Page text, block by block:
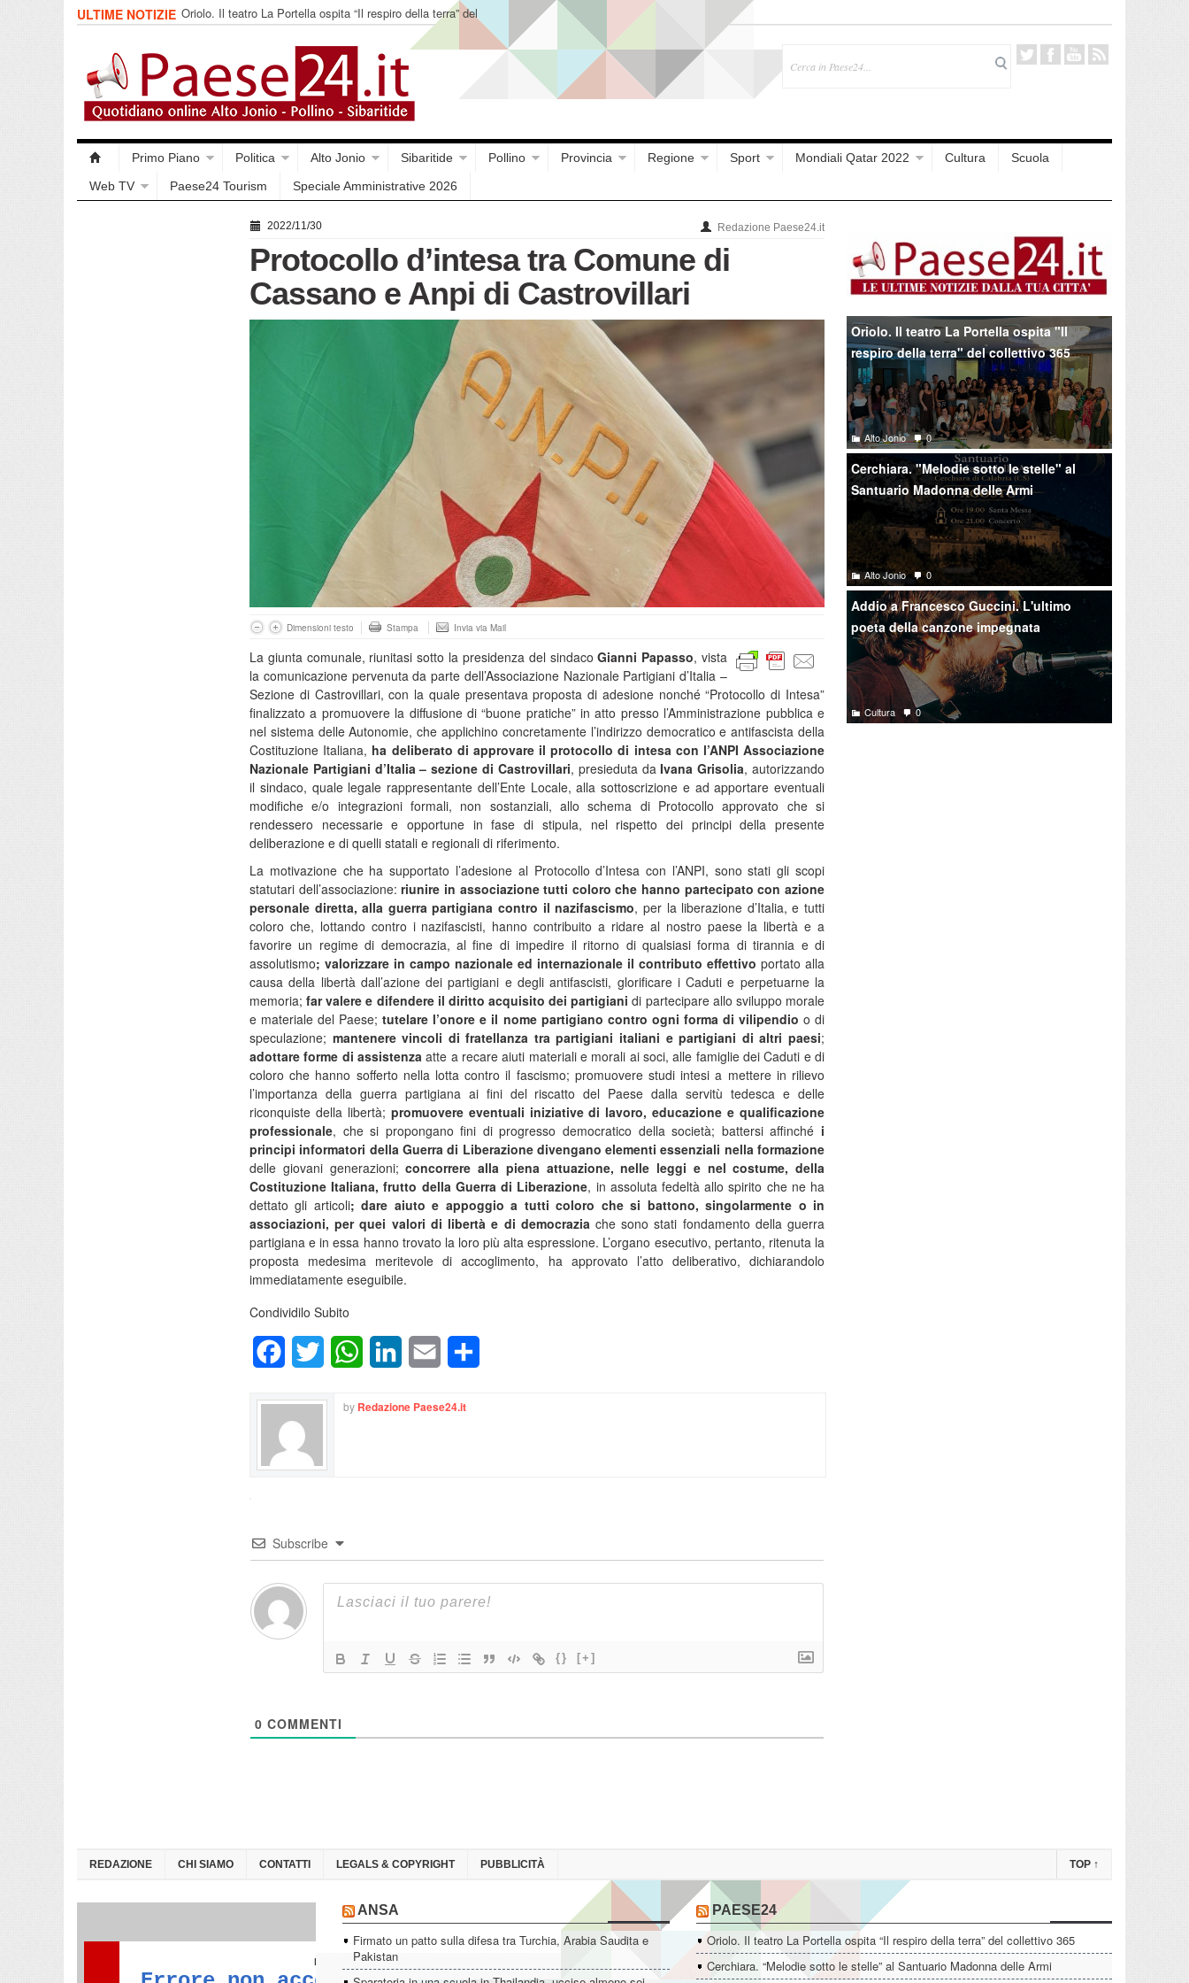
ULTIME NOTIZIE Oriolo. Il teatro La Portella ospita “Il respiro della terra” del
collettivo 365
Primo Piano Politica Alto Jonio Sibaritide Pollino Provincia Regione Sport Mondiali Qatar 2022 Cultura
Scuola
Web TV
Paese24 Tourism Speciale Amministrative 2026
2022/11/30 Redazione Paese24.it
Protocollo d’intesa tra Comune di
Cassano e Anpi di Castrovillari
Dimensioni testo Stampa Invia via Mail
La giunta comunale, riunitasi sotto la presidenza del sindacoGianni Papasso, vista
la comunicazione pervenuta da parte dell’Associazione Nazionale Partigiani d’Italia –
Sezione di Castrovillari, con la quale presentava proposta di adesione nonché “Protocollo di Intesa”
finalizzato a promuovere la diffusione di “buone pratiche” in atto presso l’Amministrazione pubblica e
nel sistema delle Autonomie, che applichino concretamente l’indirizzo democratico e antifascista della
Costituzione Italiana, ha deliberato di approvare il protocollo di intesa con l’ANPI Associazione
Nazionale Partigiani d’Italia – sezione di Castrovillari, presieduta daIvana Grisolia, autorizzando
il sindaco, quale legale rappresentante dell’Ente Locale, alla sottoscrizione e ad apportare eventuali
modifiche e/o integrazioni formali, non sostanziali, allo schema di Protocollo approvato che si
rendessero necessarie e opportune in fase di stipula, nel rispetto dei principi della presente
deliberazione e di quelli statali e regionali di riferimento.
La motivazione che ha supportato l’adesione al Protocollo d’Intesa con l’ANPI, sono stati gli scopi
statutari dell’associazione:riunire in associazione tutti coloro che hanno partecipato con azione
personale diretta, alla guerra partigiana contro il nazifascismo, per la liberazione d’Italia, e tutti
coloro che, lottando contro i nazifascisti, hanno contribuito a ridare al nostro paese la libertà e a
favorire un regime di democrazia, al fine di impedire il ritorno di qualsiasi forma di tirannia e di
assolutismo; valorizzare in campo nazionale ed internazionale il contributo effettivo portato alla
causa della libertà dall’azione dei partigiani e degli antifascisti, glorificare i Caduti e perpetuarne la
memoria;far valere e difendere il diritto acquisito dei partigiani di partecipare allo sviluppo morale
e materiale del Paese; tutelare l’onore e il nome partigiano contro ogni forma di vilipendio o di
speculazione; mantenere vincoli di fratellanza tra partigiani italiani e partigiani di altri paesi;
adottare forme di assistenza atte a recare aiuti materiali e morali ai soci, alle famiglie dei Caduti e di
coloro che hanno sofferto nella lotta contro il fascismo; promuovere studi intesi a mettere in rilievo
l’importanza della guerra partigiana ai fini del riscatto del Paese dalla servitù tedesca e delle
riconquiste della libertà; promuovere eventuali iniziative di lavoro, educazione e qualificazione
professionale, che si propongano fini di progresso democratico della società; battersi affinché i
principi informatori della Guerra di Liberazione divengano elementi essenziali nella formazione
delle giovani generazioni;concorrere alla piena attuazione, nelle leggi e nel costume, della
Costituzione Italiana, frutto della Guerra di Liberazione, in assoluta fedeltà allo spirito che ne ha
dettato gli articoli; dare aiuto e appoggio a tutti coloro che si battono, singolarmente o in
associazioni, per quei valori di libertà e di democraziache sono stati fondamento della guerra
partigiana e in essa hanno trovato la loro più alta espressione. L’organo esecutivo, pertanto, ritenuta la
proposta medesima meritevole di accoglimento, ha approvato l’atto deliberativo, dichiarandolo
immediatamente eseguibile.
Condividilo Subito
FacebookTwitter WhatsAppLinkedInEmail
by Redazione Paese24.it
Subscribe
{} [+]
0 COMMENTI
Oriolo. Il teatro La Portella ospita "Il
respiro della terra" del collettivo 365
Alto Jonio 0
Cerchiara. "Melodie sotto le stelle" al
Santuario Madonna delle Armi
Alto Jonio 0
Addio a Francesco Guccini. L'ultimo
poeta della canzone impegnata
Cultura 0
REDAZIONE CHI SIAMO CONTATTI LEGALS & COPYRIGHT PUBBLICITÀ TOP ↑
ANSA
Firmato un patto sulla difesa tra Turchia, Arabia Saudita e
Pakistan
PAESE24
Oriolo. Il teatro La Portella ospita “Il respiro della terra” del collettivo 365
Cerchiara. “Melodie sotto le stelle” al Santuario Madonna delle Armi